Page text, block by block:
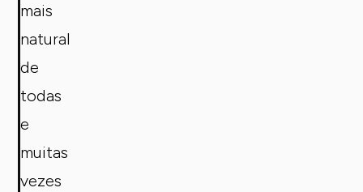
mais
natural
de
todas
e
muitas
vezes